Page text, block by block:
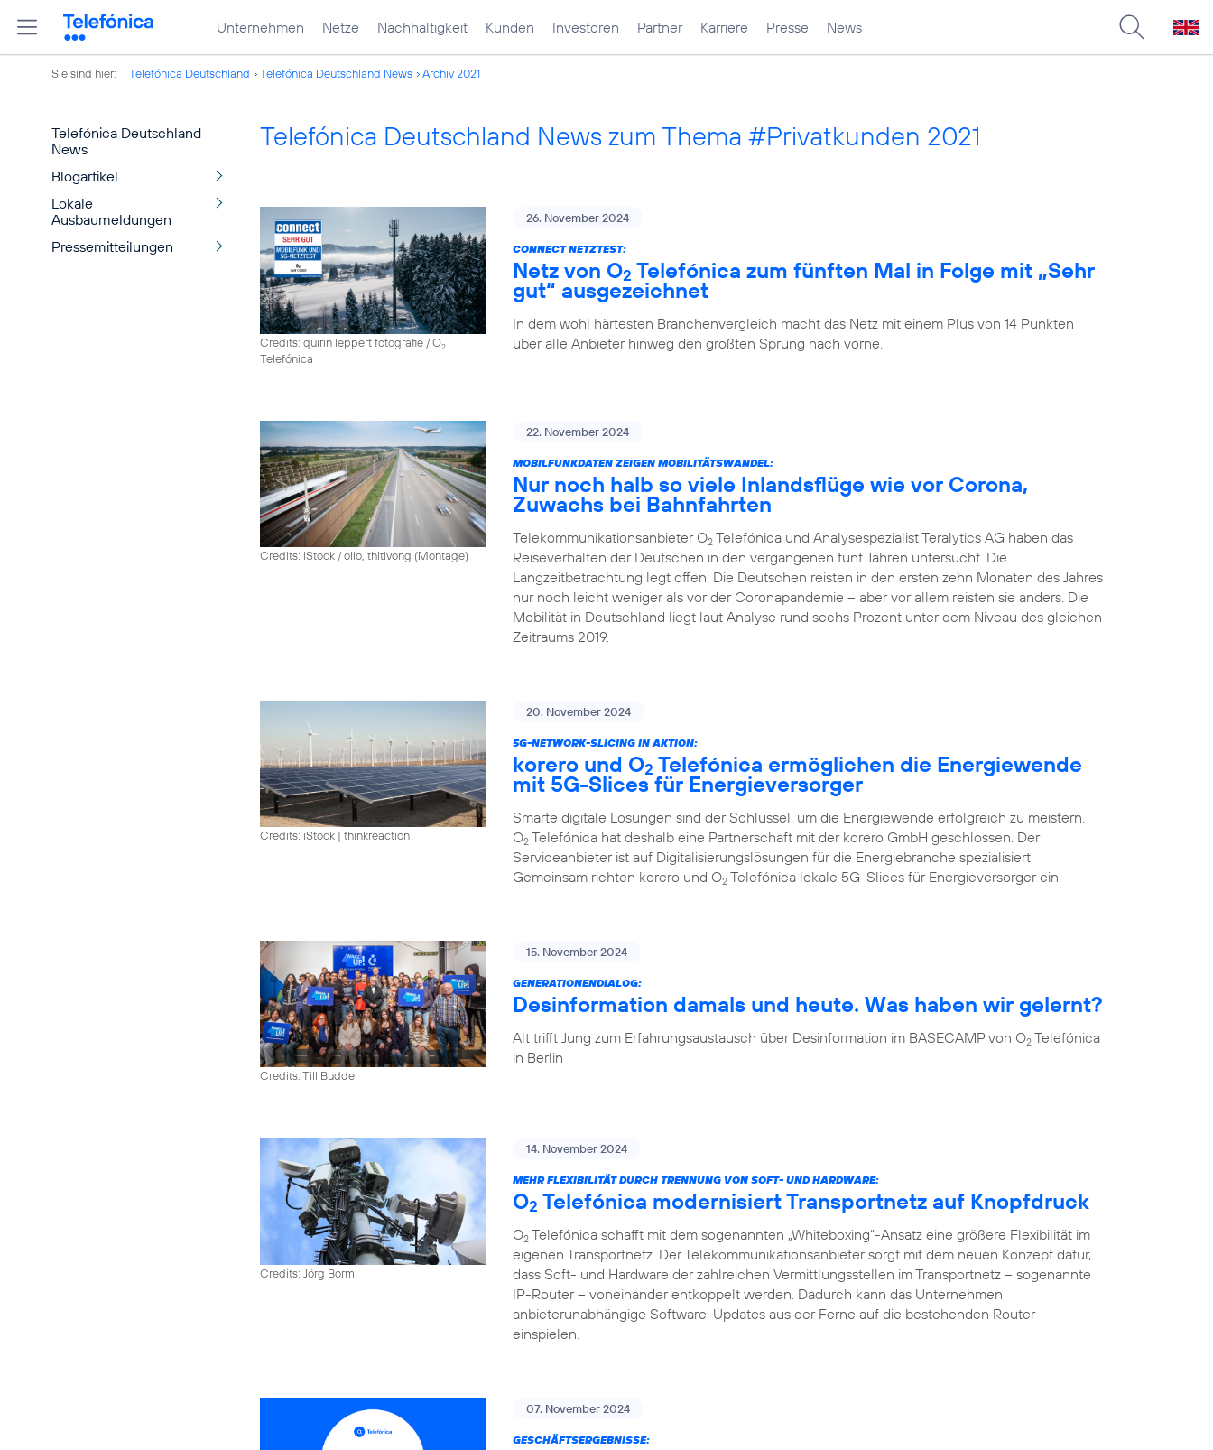
Unternehmen Netze Nachhaltigkeit Kunden Investoren Partner Karriere Presse News
Sie sind hier: Telefónica Deutschland Telefónica Deutschland News Archiv 2021
Telefónica Deutschland
News
Blogartikel
Lokale
Ausbaumeldungen
Pressemitteilungen
Telefónica Deutschland News zum Thema #Privatkunden 2021
Credits: quirin leppert fotografie / O2
Telefónica
26. November 2024
CONNECT NETZTEST:
Netz von O2 Telefónica zum fünften Mal in Folge mit „Sehr
gut“ ausgezeichnet
In dem wohl härtesten Branchenvergleich macht das Netz mit einem Plus von 14 Punkten
über alle Anbieter hinweg den größten Sprung nach vorne.
Credits: iStock / ollo, thitivong (Montage)
22. November 2024
MOBILFUNKDATEN ZEIGEN MOBILITÄTSWANDEL:
Nur noch halb so viele Inlandsflüge wie vor Corona,
Zuwachs bei Bahnfahrten
Telekommunikationsanbieter O2 Telefónica und Analysespezialist Teralytics AG haben das
Reiseverhalten der Deutschen in den vergangenen fünf Jahren untersucht. Die
Langzeitbetrachtung legt offen: Die Deutschen reisten in den ersten zehn Monaten des Jahres
nur noch leicht weniger als vor der Coronapandemie – aber vor allem reisten sie anders. Die
Mobilität in Deutschland liegt laut Analyse rund sechs Prozent unter dem Niveau des gleichen
Zeitraums 2019.
Credits: iStock | thinkreaction
20. November 2024
5G-NETWORK-SLICING IN AKTION:
korero und O2 Telefónica ermöglichen die Energiewende
mit 5G-Slices für Energieversorger
Smarte digitale Lösungen sind der Schlüssel, um die Energiewende erfolgreich zu meistern.
O2 Telefónica hat deshalb eine Partnerschaft mit der korero GmbH geschlossen. Der
Serviceanbieter ist auf Digitalisierungslösungen für die Energiebranche spezialisiert.
Gemeinsam richten korero und O2 Telefónica lokale 5G-Slices für Energieversorger ein.
Credits: Till Budde
15. November 2024
GENERATIONENDIALOG:
Desinformation damals und heute. Was haben wir gelernt?
Alt trifft Jung zum Erfahrungsaustausch über Desinformation im BASECAMP von O2 Telefónica
in Berlin
Credits: Jörg Borm
14. November 2024
MEHR FLEXIBILITÄT DURCH TRENNUNG VON SOFT- UND HARDWARE:
O2 Telefónica modernisiert Transportnetz auf Knopfdruck
O2 Telefónica schafft mit dem sogenannten „Whiteboxing“-Ansatz eine größere Flexibilität im
eigenen Transportnetz. Der Telekommunikationsanbieter sorgt mit dem neuen Konzept dafür,
dass Soft- und Hardware der zahlreichen Vermittlungsstellen im Transportnetz – sogenannte
IP-Router – voneinander entkoppelt werden. Dadurch kann das Unternehmen
anbieterunabhängige Software-Updates aus der Ferne auf die bestehenden Router
einspielen.
07. November 2024
GESCHÄFTSERGEBNISSE: